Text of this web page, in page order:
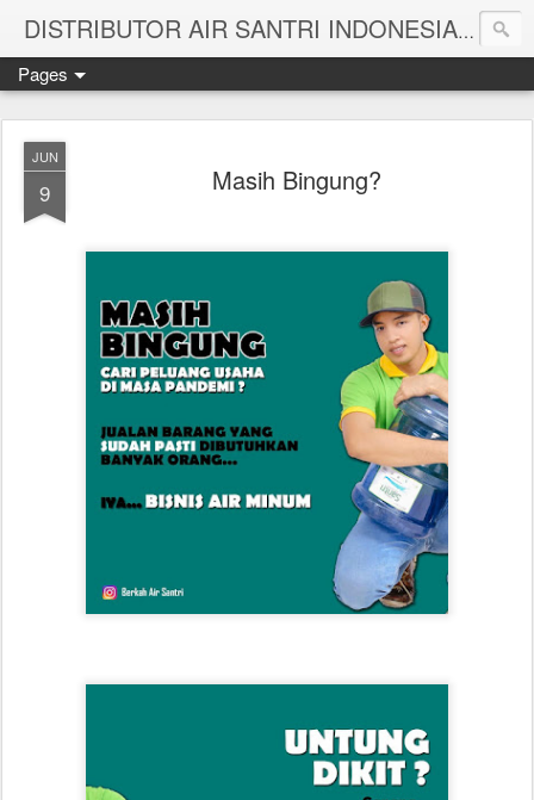
DISTRIBUTOR AIR SANTRI INDONESIA
Pages
JUN
9 Masih Bingung?